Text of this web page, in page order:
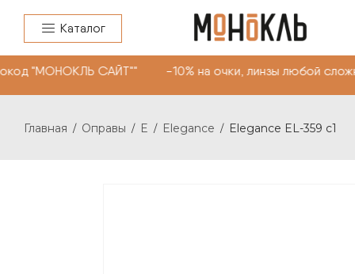
Каталог
"МОНОКЛЬ САЙТ"" -10% на очки, линзы любой
Главная / Оправы / E / Elegance / Elegance EL-359 c1